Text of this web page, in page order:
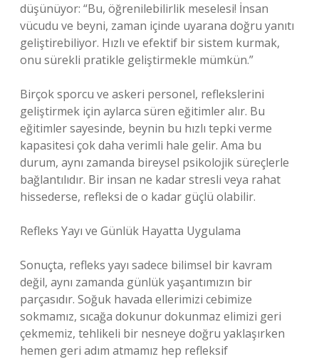
düşünüyor: “Bu, öğrenilebilirlik meselesi! İnsan
vücudu ve beyni, zaman içinde uyarana doğru yanıtı
geliştirebiliyor. Hızlı ve efektif bir sistem kurmak,
onu sürekli pratikle geliştirmekle mümkün.”
Birçok sporcu ve askeri personel, reflekslerini
geliştirmek için aylarca süren eğitimler alır. Bu
eğitimler sayesinde, beynin bu hızlı tepki verme
kapasitesi çok daha verimli hale gelir. Ama bu
durum, aynı zamanda bireysel psikolojik süreçlerle
bağlantılıdır. Bir insan ne kadar stresli veya rahat
hissederse, refleksi de o kadar güçlü olabilir.
Refleks Yayı ve Günlük Hayatta Uygulama
Sonuçta, refleks yayı sadece bilimsel bir kavram
değil, aynı zamanda günlük yaşantımızın bir
parçasıdır. Soğuk havada ellerimizi cebimize
sokmamız, sıcağa dokunur dokunmaz elimizi geri
çekmemiz, tehlikeli bir nesneye doğru yaklaşırken
hemen geri adım atmamız hep refleksif